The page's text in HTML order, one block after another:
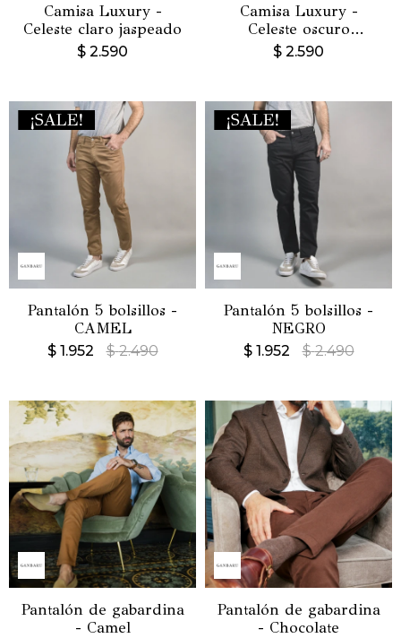
Camisa Luxury -
Celeste claro jaspeado
$ 2.590
Camisa Luxury -
Celeste oscuro
jaspeado
$ 2.590
Pantalón 5 bolsillos -
CAMEL
$ 1.952 $ 2.490
Pantalón 5 bolsillos -
NEGRO
$ 1.952 $ 2.490
Pantalón de gabardina
- Camel
Pantalón de gabardina
- Chocolate